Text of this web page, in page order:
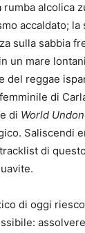
rumba alcolica
accaldato; la
sulla sabbia
in un mare
del reggae
di
di World
Saliscendi
di
di oggi